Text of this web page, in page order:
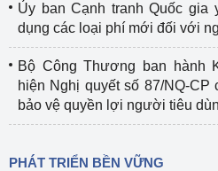
Ủy ban Cạnh tranh Quốc gia
dụng các loại phí mới đối với
Bộ Công Thương ban hành
hiện Nghị quyết số 87/NQ-
bảo vệ quyền lợi người tiêu
PHÁT TRIỂN BỀN VỮNG